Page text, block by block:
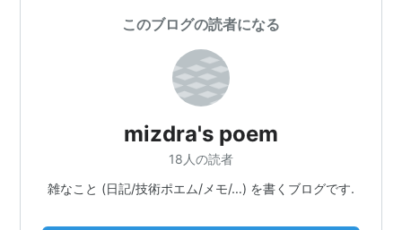
このブログの読者になる
mizdra's poem
18人の読者
雑なこと (日記/技術ポエム/メモ/…) を書くブログです.